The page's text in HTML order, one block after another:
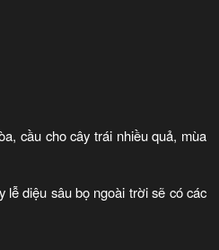
cầu cho cây trái nhiều quả, mùa
lễ diệu sâu bọ ngoài trời sẽ có các